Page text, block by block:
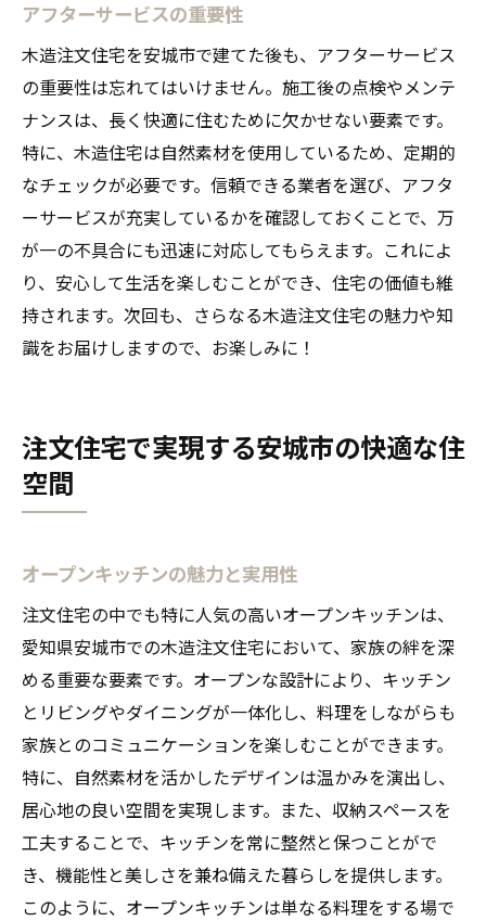
アフターサービスの重要性
木造注文住宅を安城市で建てた後も、アフターサービス
の重要性は忘れてはいけません。施工後の点検やメンテ
ナンスは、長く快適に住むために欠かせない要素です。
特に、木造住宅は自然素材を使用しているため、定期的
なチェックが必要です。信頼できる業者を選び、アフタ
ーサービスが充実しているかを確認しておくことで、万
が一の不具合にも迅速に対応してもらえます。これによ
り、安心して生活を楽しむことができ、住宅の価値も維
持されます。次回も、さらなる木造注文住宅の魅力や知
識をお届けしますので、お楽しみに！
注文住宅で実現する安城市の快適な住
空間
オープンキッチンの魅力と実用性
注文住宅の中でも特に人気の高いオープンキッチンは、
愛知県安城市での木造注文住宅において、家族の絆を深
める重要な要素です。オープンな設計により、キッチン
とリビングやダイニングが一体化し、料理をしながらも
家族とのコミュニケーションを楽しむことができます。
特に、自然素材を活かしたデザインは温かみを演出し、
居心地の良い空間を実現します。また、収納スペースを
工夫することで、キッチンを常に整然と保つことがで
き、機能性と美しさを兼ね備えた暮らしを提供します。
このように、オープンキッチンは単なる料理をする場で